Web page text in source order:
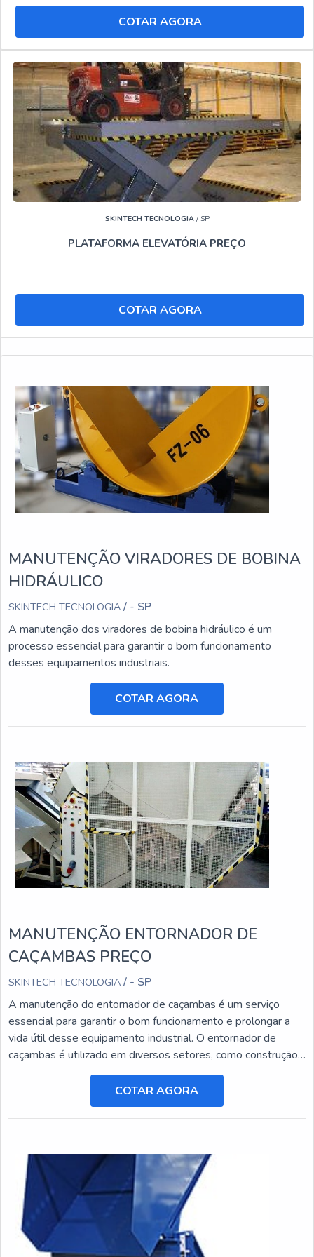
empresa que tem feito a diferença no mercado por toda
seriedade e qualidade o que comprova sua essência de
trazer o melhor para seus clientes.
Se você gostou deste conteúdo, visite outras páginas
com conteúdos que vão adicionar mais conhecimento
sobre o tema que está procurando. Visite também:
Locação de plataforma elevatória tipo tesoura
Locação de pta
Locadora de plataforma elevatória
Locar plataformas aéreas
."
COTAR AGORA
SKINTECH TECNOLOGIA/ SP
PLATAFORMA ELEVATÓRIA PREÇO
COTAR AGORA
MANUTENÇÃO VIRADORES DE BOBINA
HIDRÁULICO
SKINTECH TECNOLOGIA / - SP
A manutenção dos viradores de bobina hidráulico é um
processo essencial para garantir o bom funcionamento
desses equipamentos industriais.
COTAR AGORA
MANUTENÇÃO ENTORNADOR DE
CAÇAMBAS PREÇO
SKINTECH TECNOLOGIA / - SP
A manutenção do entornador de caçambas é um serviço
essencial para garantir o bom funcionamento e prolongar a
vida útil desse equipamento industrial. O entornador de
caçambas é utilizado em diversos setores, como construção
civil, mineração e agricultura, e está sujeito a desgastes e
danos ao longo do tempo.COTAR AGORA